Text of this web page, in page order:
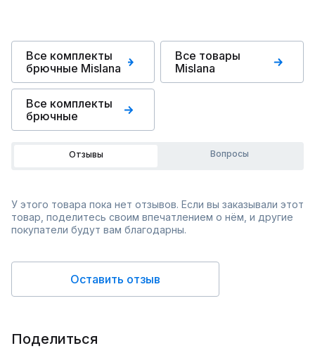
Все комплекты
брючные Mislana
Все товары
Mislana
Все комплекты
брючные
Отзывы Вопросы
У этого товара пока нет отзывов. Если вы заказывали этот
товар, поделитесь своим впечатлением о нём, и другие
покупатели будут вам благодарны.
Оставить отзыв
Поделиться